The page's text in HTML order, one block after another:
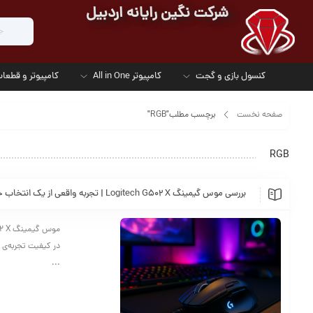
شرکت نگین رایانه اردبیل
کنسول بازی و گجت کامپیوتر All in One کامپیوتر و
صفحه نخست برچسب مطلب"RGB"
RGB
بررسی موس گیمینگ Logitech G502 X | تجربه واقعی از یک انتخاب حرفه‌ای
...